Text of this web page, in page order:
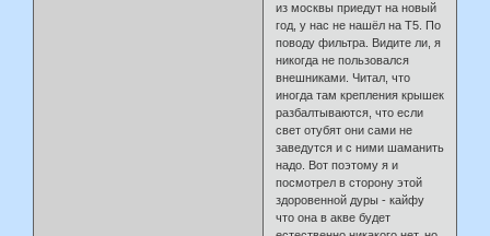
из москвы приедут на новый
год, у нас не нашёл на Т5. По
поводу фильтра. Видите ли, я
никогда не пользовался
внешниками. Читал, что
иногда там крепления крышек
разбалтываются, что если
свет отубят они сами не
заведутся и с ними шаманить
надо. Вот поэтому я и
посмотрел в сторону этой
здоровенной дуры - кайфу
что она в акве будет